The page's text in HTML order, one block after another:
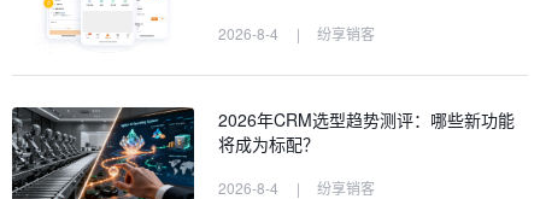
2026-8-4 | 纷享销客
2026年CRM选型趋势测评：哪些新功能
将成为标配？
2026-8-4 | 纷享销客